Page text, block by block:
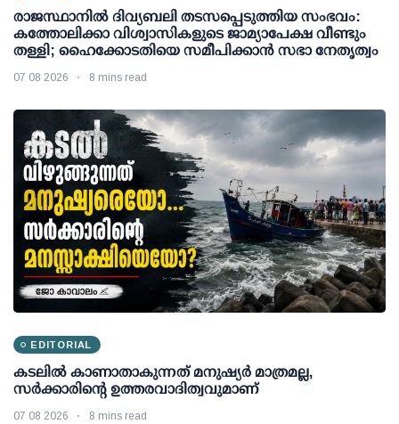
രാജസ്ഥാനിൽ ദിവ്യബലി തടസപ്പെടുത്തിയ സംഭവം:
കത്തോലിക്കാ വിശ്വാസികളുടെ ജാമ്യാപേക്ഷ വീണ്ടും
തള്ളി; ഹൈക്കോടതിയെ സമീപിക്കാൻ സഭാ നേതൃത്വം
07 08 2026 8 mins read
EDITORIAL
കടലിൽ കാണാതാകുന്നത് മനുഷ്യർ മാത്രമല്ല,
സർക്കാരിന്റെ ഉത്തരവാദിത്വവുമാണ്
07 08 2026 8 mins read